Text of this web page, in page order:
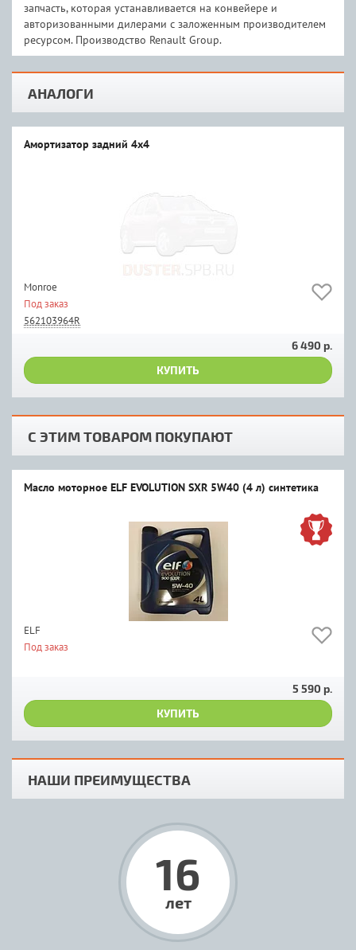
запчасть, которая устанавливается на конвейере и
авторизованными дилерами с заложенным производителем
ресурсом. Производство Renault Group.
АНАЛОГИ
Амортизатор задний 4х4
Monroe
Под заказ
562103964R
6 490 р.
КУПИТЬ
С ЭТИМ ТОВАРОМ ПОКУПАЮТ
Масло моторное ELF EVOLUTION SXR 5W40 (4 л) синтетика
ELF
Под заказ
5 590 р.
КУПИТЬ
НАШИ ПРЕИМУЩЕСТВА
16
лет